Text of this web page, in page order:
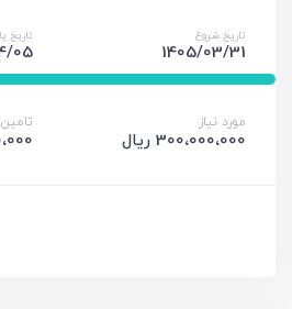
تاریخ شروع
1405/03/31
تاریخ
05
مورد نیاز
300،000،000 ریال